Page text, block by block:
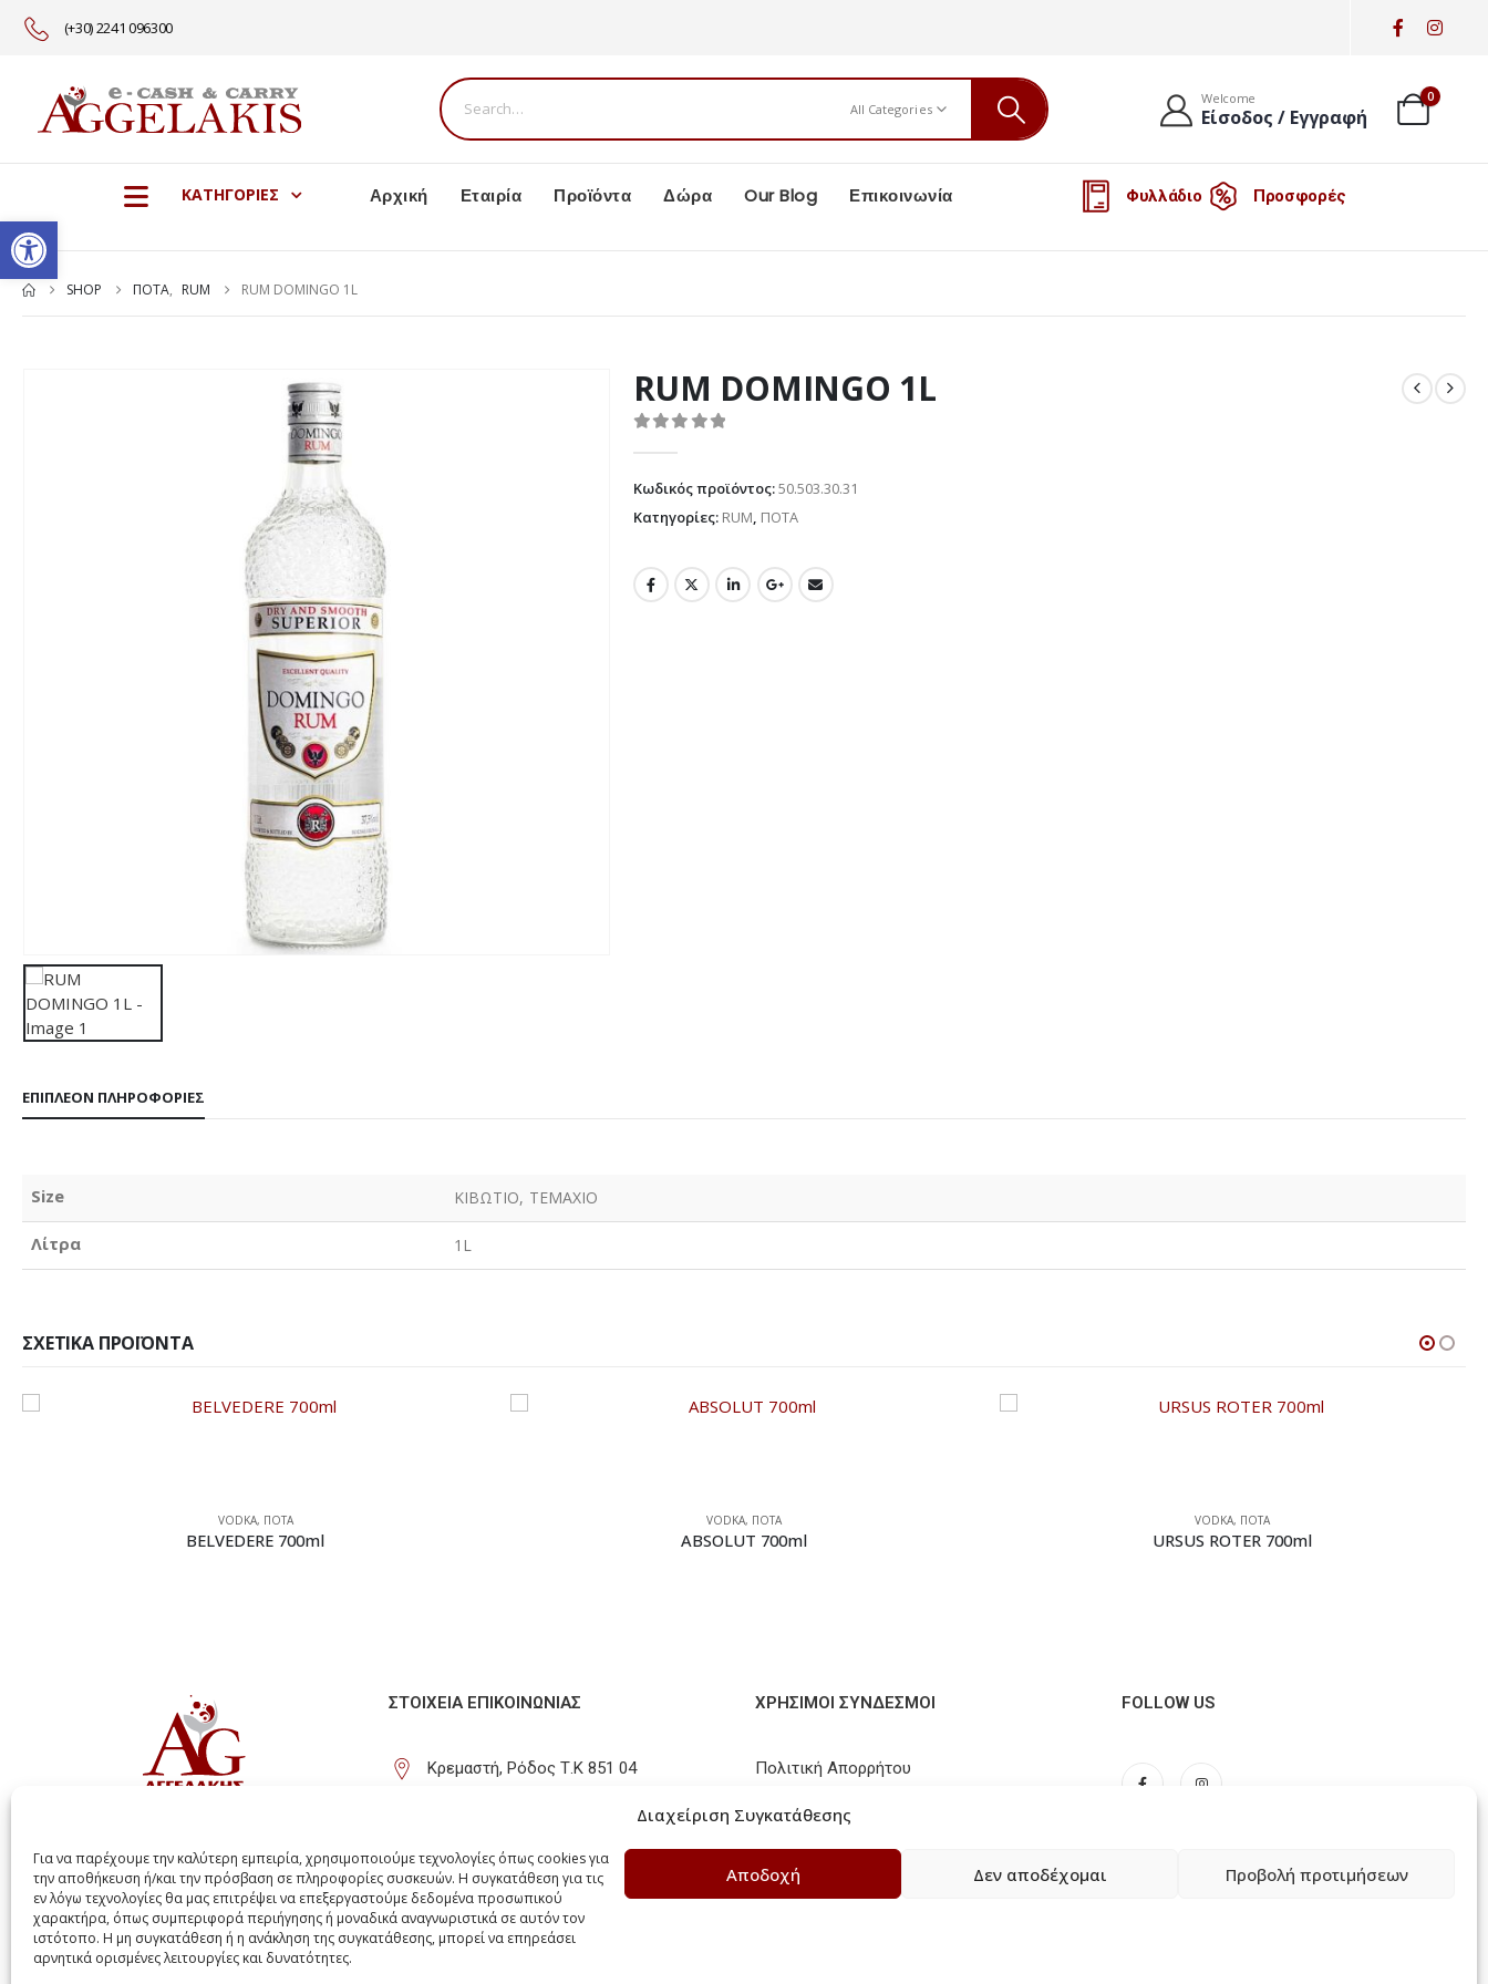
Ανοίξτε τη γραμμή εργαλείων
Διαχείριση Συγκατάθεσης
Για να παρέχουμε την καλύτερη εμπειρία, χρησιμοποιούμε τεχνολογίες όπως cookies για
την αποθήκευση ή/και την πρόσβαση σε πληροφορίες συσκευών. Η συγκατάθεση για τις
εν λόγω τεχνολογίες θα μας επιτρέψει να επεξεργαστούμε δεδομένα προσωπικού
χαρακτήρα, όπως συμπεριφορά περιήγησης ή μοναδικά αναγνωριστικά σε αυτόν τον
ιστότοπο. Η μη συγκατάθεση ή η ανάκληση της συγκατάθεσης, μπορεί να επηρεάσει
αρνητικά ορισμένες λειτουργίες και δυνατότητες.
Αποδοχή Δεν αποδέχομαι Προβολή προτιμήσεων
(+30) 2241 096300
All Categories
Welcome
Είσοδος / Εγγραφή
0
ΚΑΤΗΓΟΡΙΕΣ Αρχική Εταιρία Προϊόντα Δώρα Our Blog Επικοινωνία Φυλλάδιο Προσφορές
SHOP ΠΟΤΑ, RUM RUM DOMINGO 1L
RUM DOMINGO 1L
Κωδικός προϊόντος:50.503.30.31
Κατηγορίες: RUM ΠΟΤΑ
ΕΠΙΠΛΈΟΝ ΠΛΗΡΟΦΟΡΊΕΣ
Size ΚΙΒΩΤΙΟ, ΤΕΜΑΧΙΟ
Λίτρα 1L
ΣΧΕΤΙΚΆ ΠΡΟΪΌΝΤΑ
VODKA, ΠΟΤΑ
BELVEDERE 700ml
VODKA, ΠΟΤΑ
ABSOLUT 700ml
VODKA, ΠΟΤΑ
URSUS ROTER 700ml
ΣΤΟΙΧΕΊΑ ΕΠΙΚΟΙΝΩΝΊΑΣ
Κρεμαστή, Ρόδος Τ.Κ 851 04
ΧΡΗΣΙΜΟΙ ΣΥΝΔΕΣΜΟΙ
Πολιτική Απορρήτου
Τρόποι Αποστολής
Τρόποι Πληρωμών
Πολιτική Επιστροφών / Ακυρώσεων
FOLLOW US